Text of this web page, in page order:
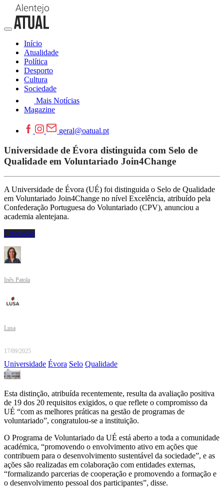
Início
Atualidade
Política
Desporto
Cultura
Sociedade
Mais Notícias
Magazine
geral@oatual.pt
Universidade de Évora distinguida com Selo de
Qualidade em Voluntariado Join4Change
A Universidade de Évora (UÉ) foi distinguida o Selo de Qualidade
em Voluntariado Join4Change no nível Excelência, atribuído pela
Confederação Portuguesa do Voluntariado (CPV), anunciou a
academia alentejana.
Educação
Inês Patola
Lusa
17/09/2025
Universidade Évora Selo Qualidade
Esta distinção, atribuída recentemente, resulta da avaliação positiva
de 19 dos 20 requisitos exigidos, o que reflete o compromisso da
UÉ “com as melhores práticas na gestão de programas de
voluntariado”, congratulou-se a instituição.
O Programa de Voluntariado da UÉ está aberto a toda a comunidade
académica, “promovendo o envolvimento ativo em ações que
contribuem para o desenvolvimento sustentável da sociedade”, e as
ações são realizadas em colaboração com entidades externas,
“formalizando parcerias de cooperação e promovendo a formação e
o desenvolvimento pessoal dos participantes”, disse.